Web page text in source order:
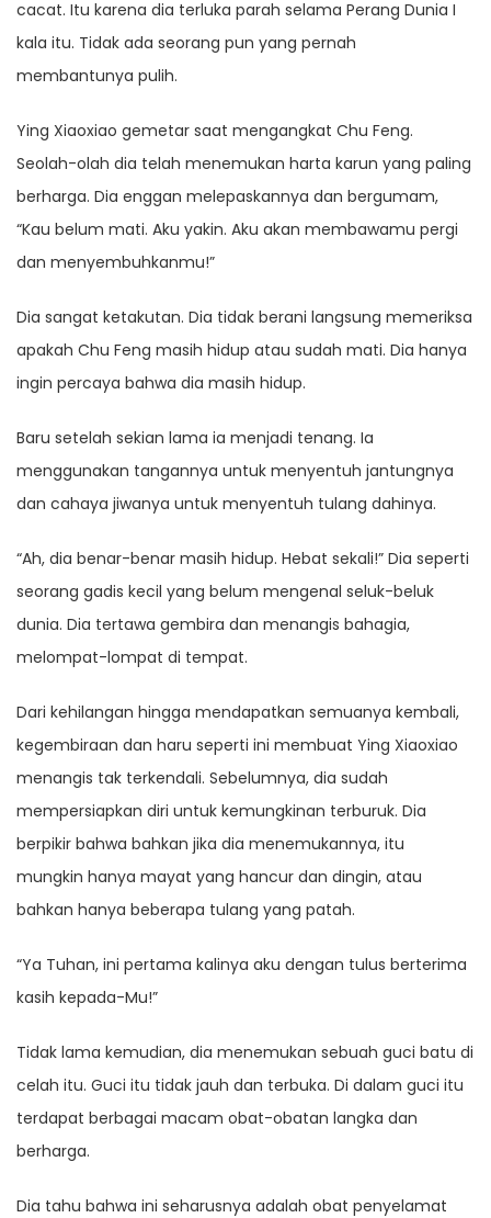
cacat. Itu karena dia terluka parah selama Perang Dunia I
kala itu. Tidak ada seorang pun yang pernah
membantunya pulih.
Ying Xiaoxiao gemetar saat mengangkat Chu Feng.
Seolah-olah dia telah menemukan harta karun yang paling
berharga. Dia enggan melepaskannya dan bergumam,
“Kau belum mati. Aku yakin. Aku akan membawamu pergi
dan menyembuhkanmu!”
Dia sangat ketakutan. Dia tidak berani langsung memeriksa
apakah Chu Feng masih hidup atau sudah mati. Dia hanya
ingin percaya bahwa dia masih hidup.
Baru setelah sekian lama ia menjadi tenang. Ia
menggunakan tangannya untuk menyentuh jantungnya
dan cahaya jiwanya untuk menyentuh tulang dahinya.
“Ah, dia benar-benar masih hidup. Hebat sekali!” Dia seperti
seorang gadis kecil yang belum mengenal seluk-beluk
dunia. Dia tertawa gembira dan menangis bahagia,
melompat-lompat di tempat.
Dari kehilangan hingga mendapatkan semuanya kembali,
kegembiraan dan haru seperti ini membuat Ying Xiaoxiao
menangis tak terkendali. Sebelumnya, dia sudah
mempersiapkan diri untuk kemungkinan terburuk. Dia
berpikir bahwa bahkan jika dia menemukannya, itu
mungkin hanya mayat yang hancur dan dingin, atau
bahkan hanya beberapa tulang yang patah.
“Ya Tuhan, ini pertama kalinya aku dengan tulus berterima
kasih kepada-Mu!”
Tidak lama kemudian, dia menemukan sebuah guci batu di
celah itu. Guci itu tidak jauh dan terbuka. Di dalam guci itu
terdapat berbagai macam obat-obatan langka dan
berharga.
Dia tahu bahwa ini seharusnya adalah obat penyelamat